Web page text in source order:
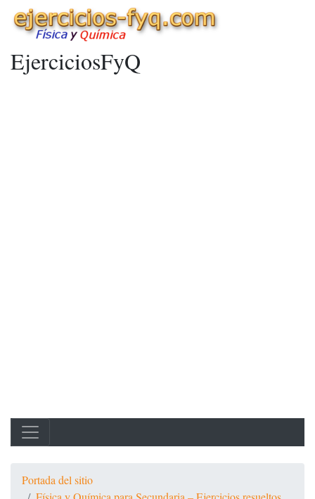
EjerciciosFyQ
Portada del sitio